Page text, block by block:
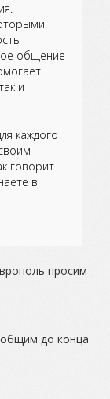
общение
и
каждого
говорит
в
просим
до конца